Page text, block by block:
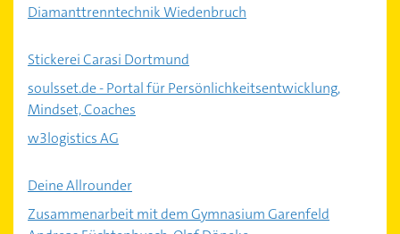
Diamanttrenntechnik Wiedenbruch
Stickerei Carasi Dortmund
soulsset.de - Portal für Persönlichkeitsentwicklung,
Mindset, Coaches
w3logistics AG
Deine Allrounder
Zusammenarbeit mit dem Gymnasium Garenfeld